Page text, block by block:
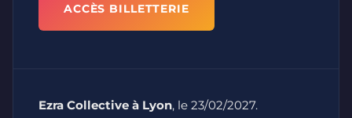
ACCÈS BILLETTERIE
Ezra Collective à Lyon, le 23/02/2027.